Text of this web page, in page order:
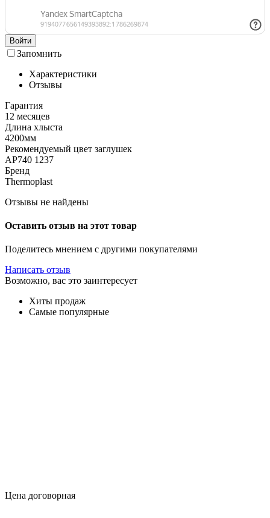
Войти
Запомнить
Характеристики
Отзывы
Гарантия
12 месяцев
Длина хлыста
4200мм
Рекомендуемый цвет заглушек
АР740 1237
Бренд
Thermoplast
Отзывы не найдены
Оставить отзыв на этот товар
Поделитесь мнением с другими покупателями
Написать отзыв
Возможно, вас это заинтересует
Хиты продаж
Самые популярные
Цена договорная